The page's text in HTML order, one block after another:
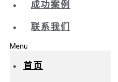
成功案例
联系我们
Menu
首页